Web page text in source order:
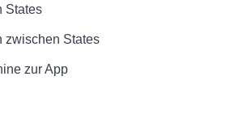
States
zwischen States
zur App